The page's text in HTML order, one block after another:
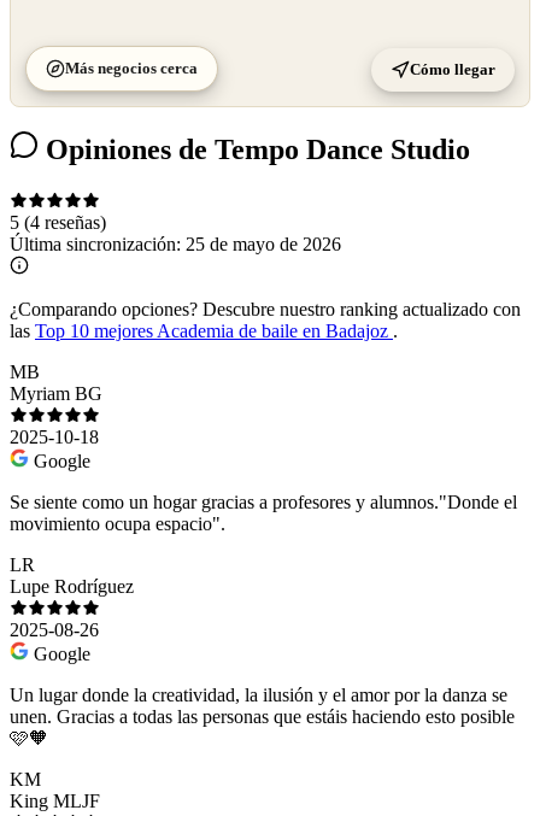
Más negocios cerca Cómo llegar
Opiniones de Tempo Dance Studio
5 (4 reseñas)
Última sincronización: 25 de mayo de 2026
¿Comparando opciones? Descubre nuestro ranking actualizado con
las Top 10 mejores Academia de baile en Badajoz .
MB
Myriam BG
2025-10-18
Google
Se siente como un hogar gracias a profesores y alumnos."Donde el
movimiento ocupa espacio".
LR
Lupe Rodríguez
2025-08-26
Google
Un lugar donde la creatividad, la ilusión y el amor por la danza se
unen. Gracias a todas las personas que estáis haciendo esto posible
🩷🧡
KM
King MLJF